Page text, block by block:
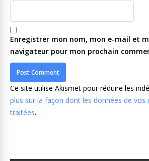
Enregistrer mon nom, mon e-mail et
navigateur pour mon prochain
Ce site utilise Akismet pour réduire les
plus sur la façon dont les données de
traitées.